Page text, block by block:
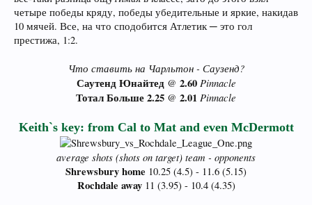
четыре победы кряду, победы убедительные и яркие, накидав
10 мячей. Все, на что сподобится Атлетик ─ это гол
престижа, 1:2.
Что ставить на Чарльтон - Саузенд?
Саутенд Юнайтед@ 2.60 Pinnacle
Тотал Больше 2.25 @ 2.01 Pinnacle
Keith`s key: from Cal to Mat and even McDermott
average shots (shots on target) team - opponents
Shrewsbury home 10.25 (4.5) - 11.6 (5.15)
Rochdale away11 (3.95) - 10.4 (4.35)​